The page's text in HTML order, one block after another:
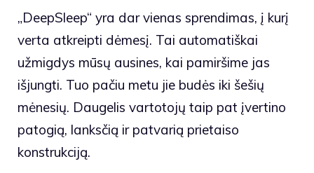
„DeepSleep“ yra dar vienas sprendimas, į kurį
verta atkreipti dėmesį. Tai automatiškai
užmigdys mūsų ausines, kai pamiršime jas
išjungti. Tuo pačiu metu jie budės iki šešių
mėnesių. Daugelis vartotojų taip pat įvertino
patogią, lanksčią ir patvarią prietaiso
konstrukciją.